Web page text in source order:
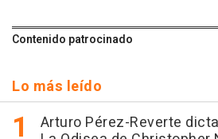
Contenido patrocinado
Lo más leído
Arturo Pérez-Reverte